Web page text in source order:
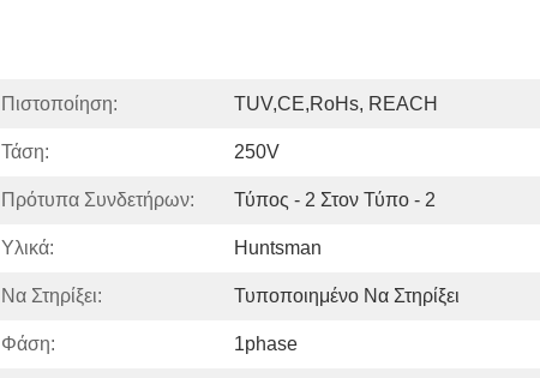
Πιστοποίηση: TUV,CE,RoHs, REACH
Τάση: 250V
Πρότυπα Συνδετήρων: Τύπος - 2 Στον Τύπο - 2
Υλικά: Huntsman
Να Στηρίξει: Τυποποιημένο Να Στηρίξει
Φάση: 1phase